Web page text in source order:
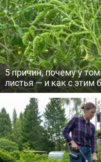
5 причин, почему у
листья — и как с этим